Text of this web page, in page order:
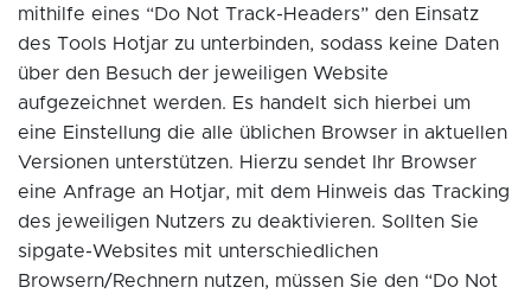
mithilfe eines “Do Not Track-Headers” den Einsatz
des Tools Hotjar zu unterbinden, sodass keine Daten
über den Besuch der jeweiligen Website
aufgezeichnet werden. Es handelt sich hierbei um
eine Einstellung die alle üblichen Browser in aktuellen
Versionen unterstützen. Hierzu sendet Ihr Browser
eine Anfrage an Hotjar, mit dem Hinweis das Tracking
des jeweiligen Nutzers zu deaktivieren. Sollten Sie
sipgate-Websites mit unterschiedlichen
Browsern/Rechnern nutzen, müssen Sie den “Do Not